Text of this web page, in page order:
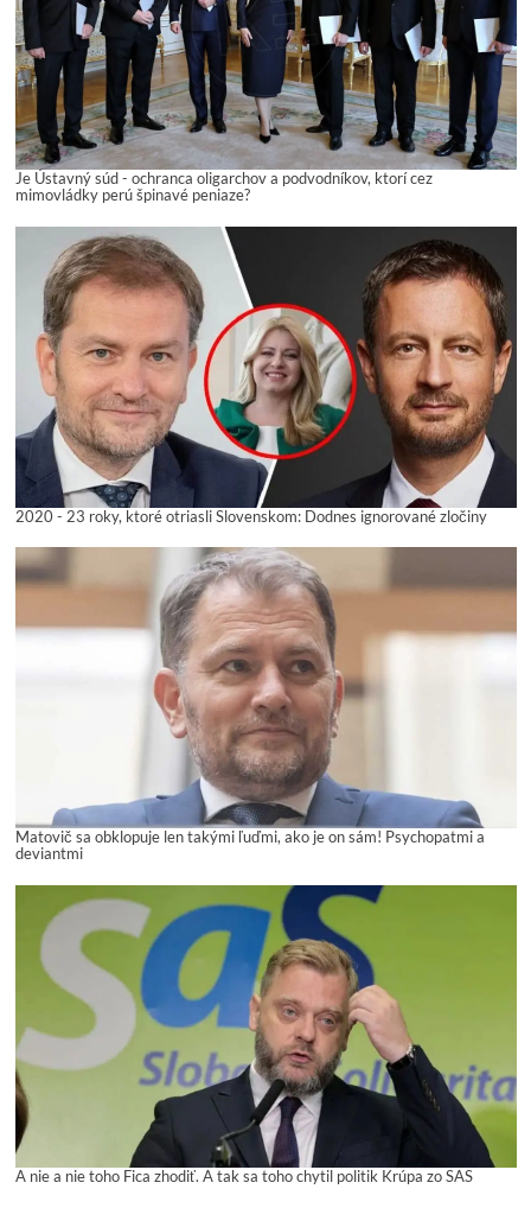
Je Ústavný súd - ochranca oligarchov a podvodníkov, ktorí cez
mimovládky perú špinavé peniaze?
2020 - 23 roky, ktoré otriasli Slovenskom: Dodnes ignorované zločiny
Matovič sa obklopuje len takými ľuďmi, ako je on sám! Psychopatmi a
deviantmi
A nie a nie toho Fica zhodiť. A tak sa toho chytil politik Krúpa zo SAS